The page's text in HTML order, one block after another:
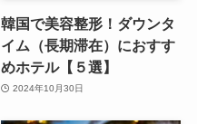
韓国で美容整形！ダウンタ
イム（長期滞在）におすす
めホテル【５選】
2024年10月30日